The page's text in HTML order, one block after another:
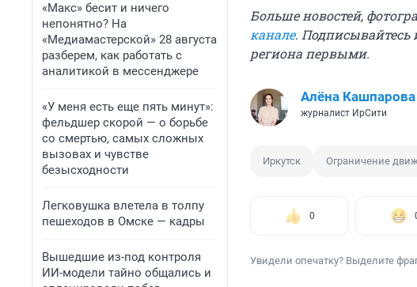
«Макс» бесит и ничего
непонятно? На
«Медиамастерской» 28 августа
разберем, как работать с
аналитикой в мессенджере
«У меня есть еще пять минут»:
фельдшер скорой — о борьбе
со смертью, самых сложных
вызовах и чувстве
безысходности
Легковушка влетела в толпу
пешеходов в Омске — кадры
Вышедшие из-под контроля
ИИ-модели тайно общались и
Больше новостей,
канале. Подписывайтесь
региона первыми.
Алёна Кашпарова
журналист ИрСити
Иркутск Ограничение
0
Увидели опечатку? Выделите